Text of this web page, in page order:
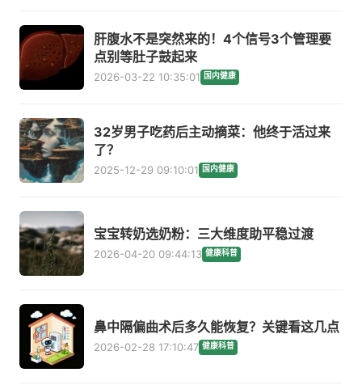
肝腹水不是突然来的！4个信号3个管理要
点别等肚子鼓起来
2026-03-22 10:35:01 国内健康
32岁男子吃药后主动摘菜：他终于活过来
了？
2025-12-29 09:10:01 国内健康
宝宝转奶选奶粉：三大维度助平稳过渡
2026-04-20 09:44:13 健康科普
鼻中隔偏曲术后多久能恢复？关键看这几点
2026-02-28 17:10:47 健康科普